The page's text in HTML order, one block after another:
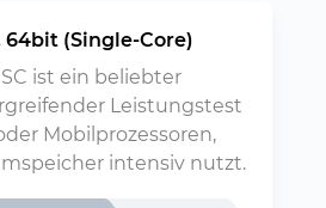
64bit (Single-Core)
ist ein beliebter
Leistungstest
Mobilprozessoren,
intensiv nutzt.